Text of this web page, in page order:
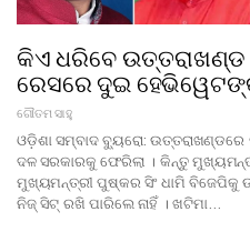
କିଏ ଧରିବେ
ରେସରେ ଦୁଇ
ଗୌତମ ସାହୁ
ଓଡ଼ିଶା ସମ୍ବାଦ ବ୍ୟୁରୋ:
ଦଳ ସରକାରକୁ ଫେରିଲା । କିନ୍ତୁ
ମୁଖ୍ୟମନ୍ତ୍ରୀ ପୁଷ୍କର ସିଂ ଧାମି ବିଜେପିକୁ
ନିଜ୍ ସିଟ୍ ରଖି ପାରିଲେ ନାହିଁ । ଖଟିମା…